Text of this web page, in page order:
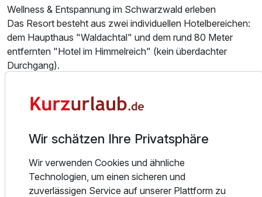
Ausstattung
Zusatznächte
Für 4 Tage p.P. ab
Wellness & Entspannung im Schwarzwald erleben
Das Resort besteht aus zwei individuellen Hotelbereichen:
dem Haupthaus "Waldachtal" und dem rund 80 Meter
entfernten "Hotel im Himmelreich" (kein überdachter
Durchgang).
Im Gästehaus "Hotel im Himmelreich" erwartet Sie ein
moderner Wellnessbereich mit Schwimmbad, Whirlpool,
Salzraum. Ergänzend sorgt unsere Massage- und
Beautyabteilung für wohltuende Entspannungsmomente –
Anwendungen sind gegen Aufpreis erhältlich und können
idealerweise bereits vor Ihrer Anreise reserviert werden.
Wir schätzen Ihre Privatsphäre
Wir verwenden Cookies und ähnliche
Technologien, um einen sicheren und
zuverlässigen Service auf unserer Plattform zu